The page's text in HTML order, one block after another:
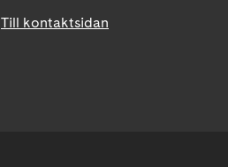
Till kontaktsidan